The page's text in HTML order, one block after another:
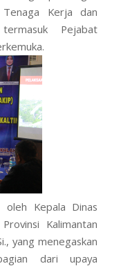
Kerja dan
Pejabat
Kepala Dinas
Kalimantan
yang menegaskan
dari upaya